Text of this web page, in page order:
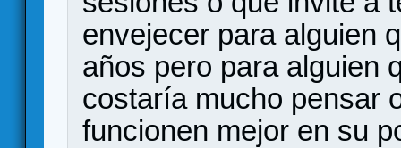
envejecer para alguien
años pero para alguien
costaría mucho pensar
funcionen mejor en su